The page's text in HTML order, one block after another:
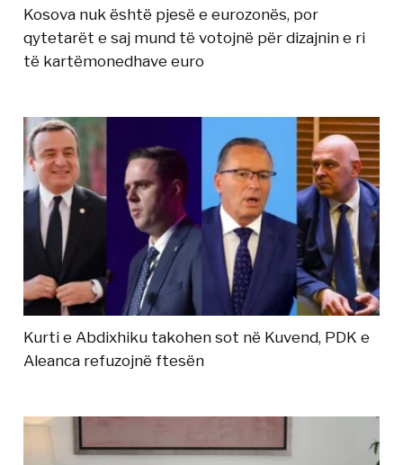
Kosova nuk është pjesë e eurozonës, por
qytetarët e saj mund të votojnë për dizajnin e ri
të kartëmonedhave euro
Kurti e Abdixhiku takohen sot në Kuvend, PDK e
Aleanca refuzojnë ftesën